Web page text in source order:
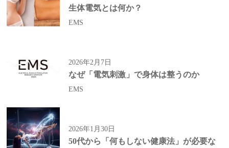
生体電気とは何か？
EMS
2026年2月7日
なぜ「電気刺激」で身体は整うのか
EMS
2026年1月30日
50代から「何もしない健康法」が必要な